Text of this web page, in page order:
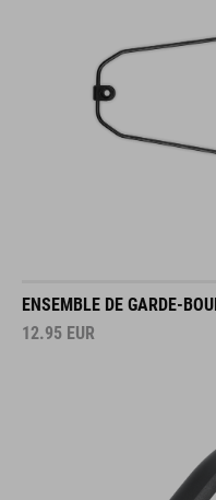
ENSEMBLE DE GARDE-
12.95 EUR